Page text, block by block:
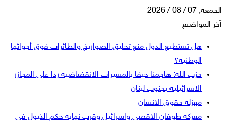
الجمعة, 07 / 08 / 2026
آخر المواضيع
هل تستطيع الدول منع تحليق الصواريخ والطائرات فوق أجوائها
الوطنية؟
حزب الله: هاجمنا حيفا بالمسيرات الانقضاضية ردا على المجازر
الاسرائيلية بجنوب لبنان
مهزلة حقوق الانسان
معركة طوفان الاقصى واسرائيل وقرب نهاية حكم الذيول في